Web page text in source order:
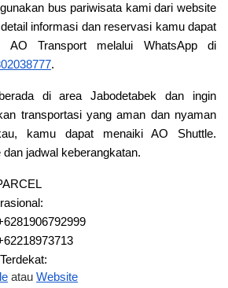
bus pariwisata kami dari website
informasi dan reservasi kamu dapat
AO Transport melalui WhatsApp di
.
di area Jabodetabek dan ingin
transportasi yang aman dan nyaman
kamu dapat menaiki AO Shuttle.
jadwal keberangkatan.
atau Website